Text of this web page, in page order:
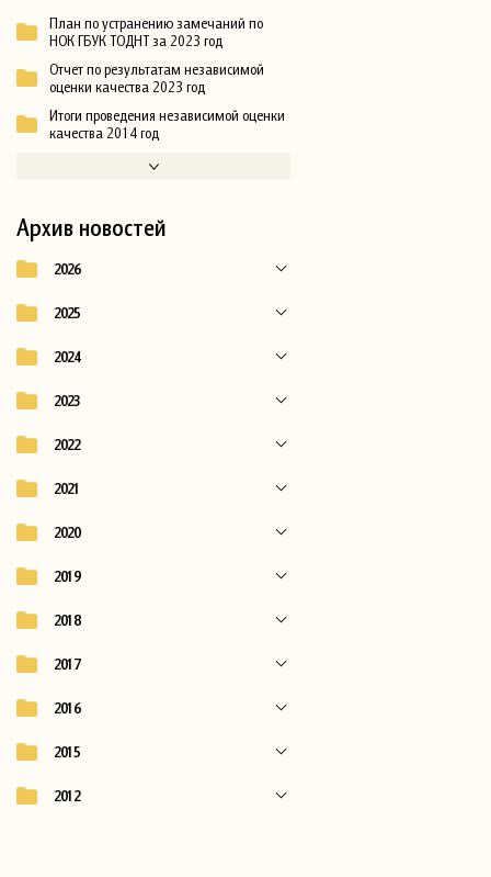
План по устранению замечаний по
НОК ГБУК ТОДНТ за 2023 год
Отчет по результатам независимой
оценки качества 2023 год
Итоги проведения независимой оценки
качества 2014 год
Архив новостей
2026
2025
2024
2023
2022
2021
2020
2019
2018
2017
2016
2015
2012